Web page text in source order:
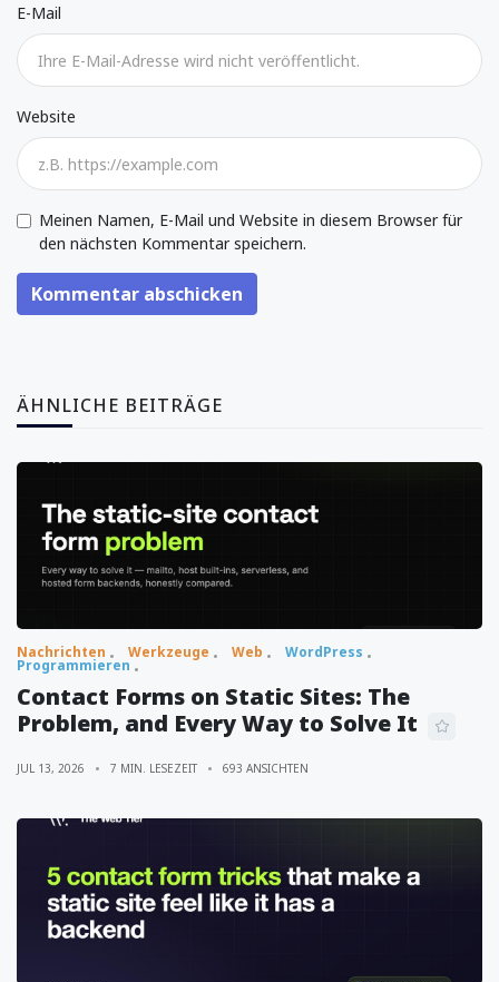
E-Mail
Website
Meinen Namen, E-Mail und Website in diesem Browser für
den nächsten Kommentar speichern.
Kommentar abschicken
ÄHNLICHE BEITRÄGE
Nachrichten Werkzeuge Web WordPress
Programmieren
Contact Forms on Static Sites: The
Problem, and Every Way to Solve It
JUL 13, 2026 7 MIN. LESEZEIT 693 ANSICHTEN